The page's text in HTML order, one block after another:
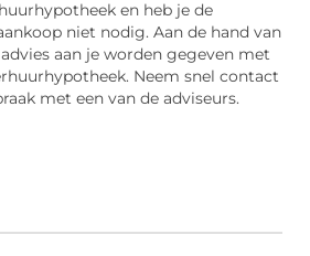
en heb je de
niet nodig. Aan de hand van
aan je worden gegeven met
Neem snel contact
met een van de adviseurs.